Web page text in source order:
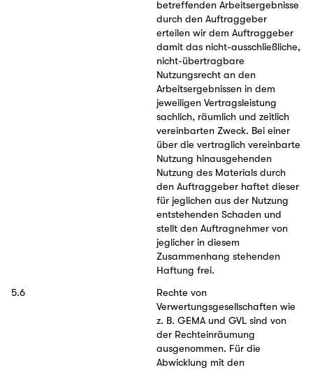
betreffenden Arbeitsergebnisse
durch den Auftraggeber
erteilen wir dem Auftraggeber
damit das nicht-ausschließliche,
nicht-übertragbare
Nutzungsrecht an den
Arbeitsergebnissen in dem
jeweiligen Vertragsleistung
sachlich, räumlich und zeitlich
vereinbarten Zweck. Bei einer
über die vertraglich vereinbarte
Nutzung hinausgehenden
Nutzung des Materials durch
den Auftraggeber haftet dieser
für jeglichen aus der Nutzung
entstehenden Schaden und
stellt den Auftragnehmer von
jeglicher in diesem
Zusammenhang stehenden
Haftung frei.
5.6
Rechte von
Verwertungsgesellschaften wie
z. B. GEMA und GVL sind von
der Rechteinräumung
ausgenommen. Für die
Abwicklung mit den